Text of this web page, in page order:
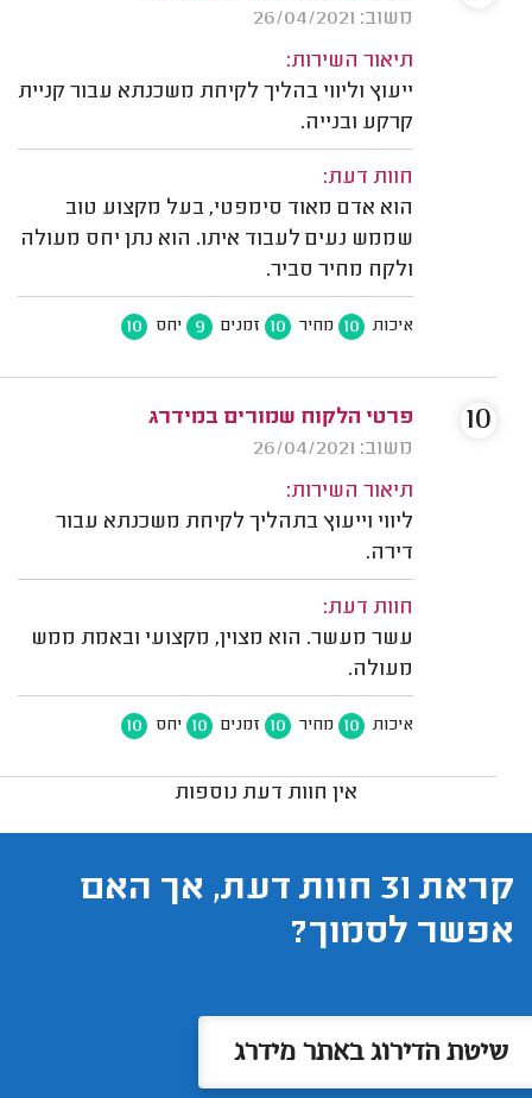
משוב: 26/04/2021
תיאור השירות:
ייעוץ וליווי בהליך לקיחת משכנתא עבור קניית
קרקע ובנייה.
חוות דעת:
הוא אדם מאוד סימפטי, בעל מקצוע טוב
שממש נעים לעבוד איתו. הוא נתן יחס מעולה
ולקח מחיר סביר.
איכות 10 מחיר 10 זמנים 9 יחס 10
פרטי הלקוח שמורים במידרג
משוב: 26/04/2021
תיאור השירות:
ליווי וייעוץ בתהליך לקיחת משכנתא עבור
דירה.
חוות דעת:
עשר מעשר. הוא מצוין, מקצועי ובאמת ממש
מעולה.
איכות 10 מחיר 10 זמנים 10 יחס 10
10
אין חוות דעת נוספות
קראת 31 חוות דעת, אך האם
אפשר לסמוך?
שיטת הדירוג באתר מידרג